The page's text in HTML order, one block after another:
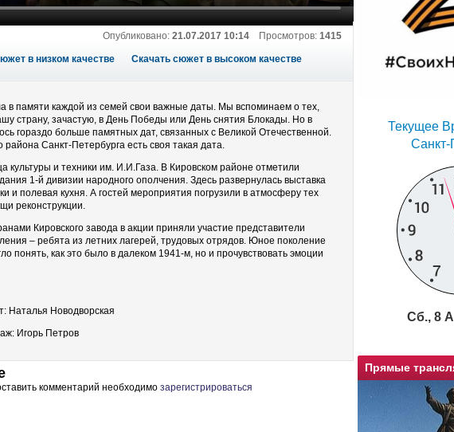
Опубликовано: 21.07.2017 10:14 Просмотров: 1415
в низком качестве Скачать сюжет в высоком качестве
в памяти каждой из семей свои важные даты. Мы вспоминаем о тех,
страну, зачастую, в День Победы или День снятия Блокады. Но в
гораздо больше памятных дат, связанных с Великой Отечественной.
района Санкт-Петербурга есть своя такая дата.
культуры и техники им. И.И.Газа. В Кировском районе отметили
1-й дивизии народного ополчения. Здесь развернулась выставка
и полевая кухня. А гостей мероприятия погрузили в атмосферу тех
реконструкции.
Кировского завода в акции приняли участие представители
– ребята из летних лагерей, трудовых отрядов. Юное поколение
понять, как это было в далеком 1941-м, но и прочувствовать эмоции
Наталья Новодворская
Игорь Петров
комментарий необходимо зарегистрироваться
Текущее
Санкт-
Сб., 8
Прямые